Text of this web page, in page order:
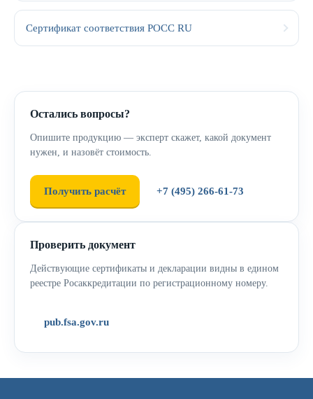
Сертификат соответствия РОСС RU
Остались вопросы?
Опишите продукцию — эксперт скажет, какой документ
нужен, и назовёт стоимость.
Получить расчёт +7 (495) 266-61-73
Проверить документ
Действующие сертификаты и декларации видны в едином
реестре Росаккредитации по регистрационному номеру.
pub.fsa.gov.ru